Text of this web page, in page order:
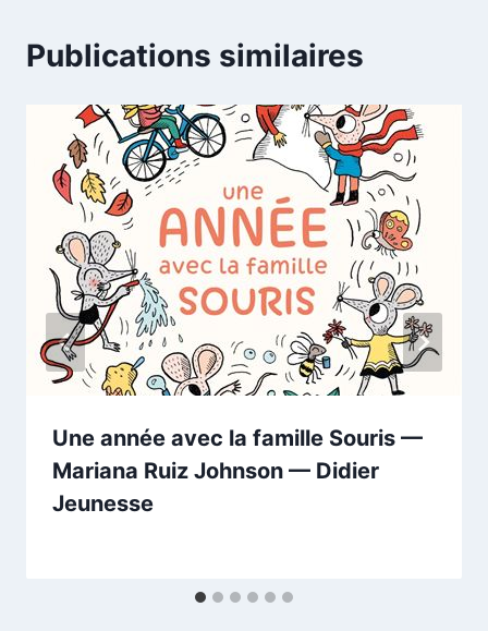
Publications similaires
Une année avec la famille Souris —
Mariana Ruiz Johnson — Didier
Jeunesse